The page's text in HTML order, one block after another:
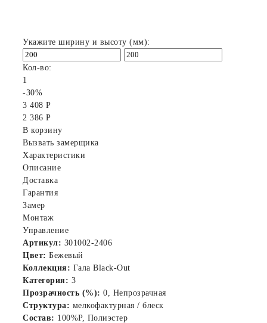
Укажите ширину и высоту (мм):
Кол-во:
1
-30%
3 408 Р
2 386 Р
В корзину
Вызвать замерщика
Характеристики
Описание
Доставка
Гарантия
Замер
Монтаж
Управление
Артикул: 301002-2406
Цвет: Бежевый
Коллекция: Гала Black-Out
Категория: 3
Прозрачность (%): 0, Непрозрачная
Структура: мелкофактурная / блеск
Состав: 100%P, Полиэстер